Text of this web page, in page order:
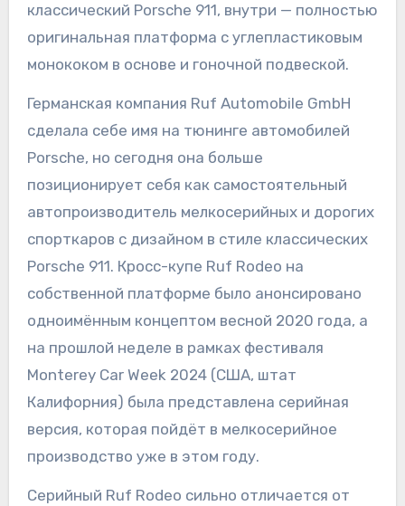
классический Porsche 911, внутри — полностью
оригинальная платформа с углепластиковым
монококом в основе и гоночной подвеской.
Германская компания Ruf Automobile GmbH
сделала себе имя на тюнинге автомобилей
Porsche, но сегодня она больше
позиционирует себя как самостоятельный
автопроизводитель мелкосерийных и дорогих
спорткаров с дизайном в стиле классических
Porsche 911. Кросс-купе Ruf Rodeo на
собственной платформе было анонсировано
одноимённым концептом весной 2020 года, а
на прошлой неделе в рамках фестиваля
Monterey Car Week 2024 (США, штат
Калифорния) была представлена серийная
версия, которая пойдёт в мелкосерийное
производство уже в этом году.
Серийный Ruf Rodeo сильно отличается от